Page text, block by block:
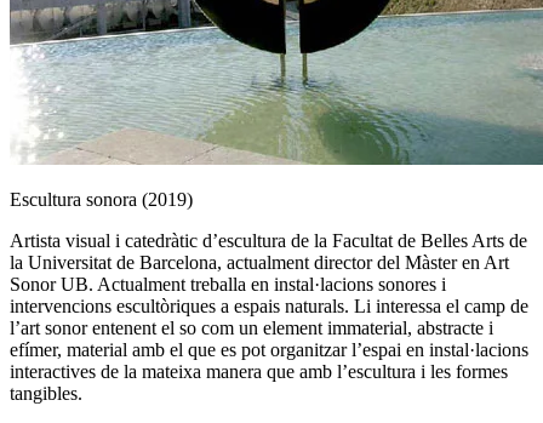
Escultura sonora (2019)
Artista visual i catedràtic d’escultura de la Facultat de Belles Arts de
la Universitat de Barcelona, actualment director del Màster en Art
Sonor UB. Actualment treballa en instal·lacions sonores i
intervencions escultòriques a espais naturals. Li interessa el camp de
l’art sonor entenent el so com un element immaterial, abstracte i
efímer, material amb el que es pot organitzar l’espai en instal·lacions
interactives de la mateixa manera que amb l’escultura i les formes
tangibles.